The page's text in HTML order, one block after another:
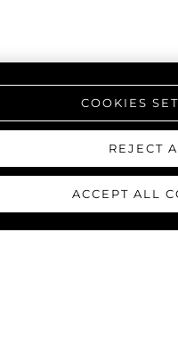
COOKIES
REJECT
ACCEPT ALL